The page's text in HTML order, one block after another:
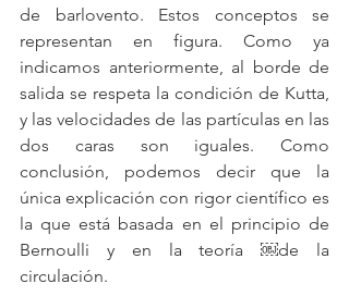
de barlovento. Estos conceptos se
representan en figura. Como ya
indicamos anteriormente, al borde de
salida se respeta la condición de Kutta,
y las velocidades de las partículas en las
dos caras son iguales. Como
conclusión, podemos decir que la
única explicación con rigor científico es
la que está basada en el principio de
Bernoulli y en la teoría ￼de la
circulación.